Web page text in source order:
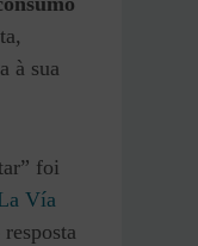
à sua
foi
Vía